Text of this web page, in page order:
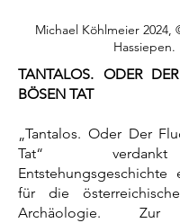
Michael Köhlmeier
Hassiepen.
TANTALOS. ODER
BÖSEN TAT
„Tantalos. Oder Der
Tat“
Entstehungsgeschichte
für die
Archäologie. Zur